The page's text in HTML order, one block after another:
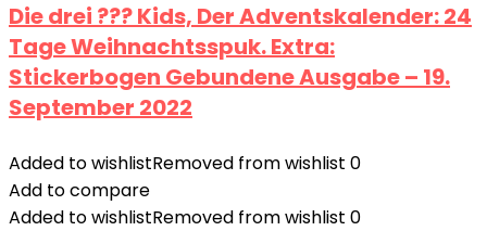
Die drei ??? Kids, Der Adventskalender: 24
Tage Weihnachtsspuk. Extra:
Stickerbogen Gebundene Ausgabe – 19.
September 2022
Added to wishlistRemoved from wishlist 0
Add to compare
Added to wishlistRemoved from wishlist 0